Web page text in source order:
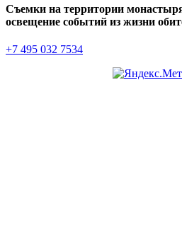
Съемки на территории
освещение событий из жизни
+7 495 032 7534